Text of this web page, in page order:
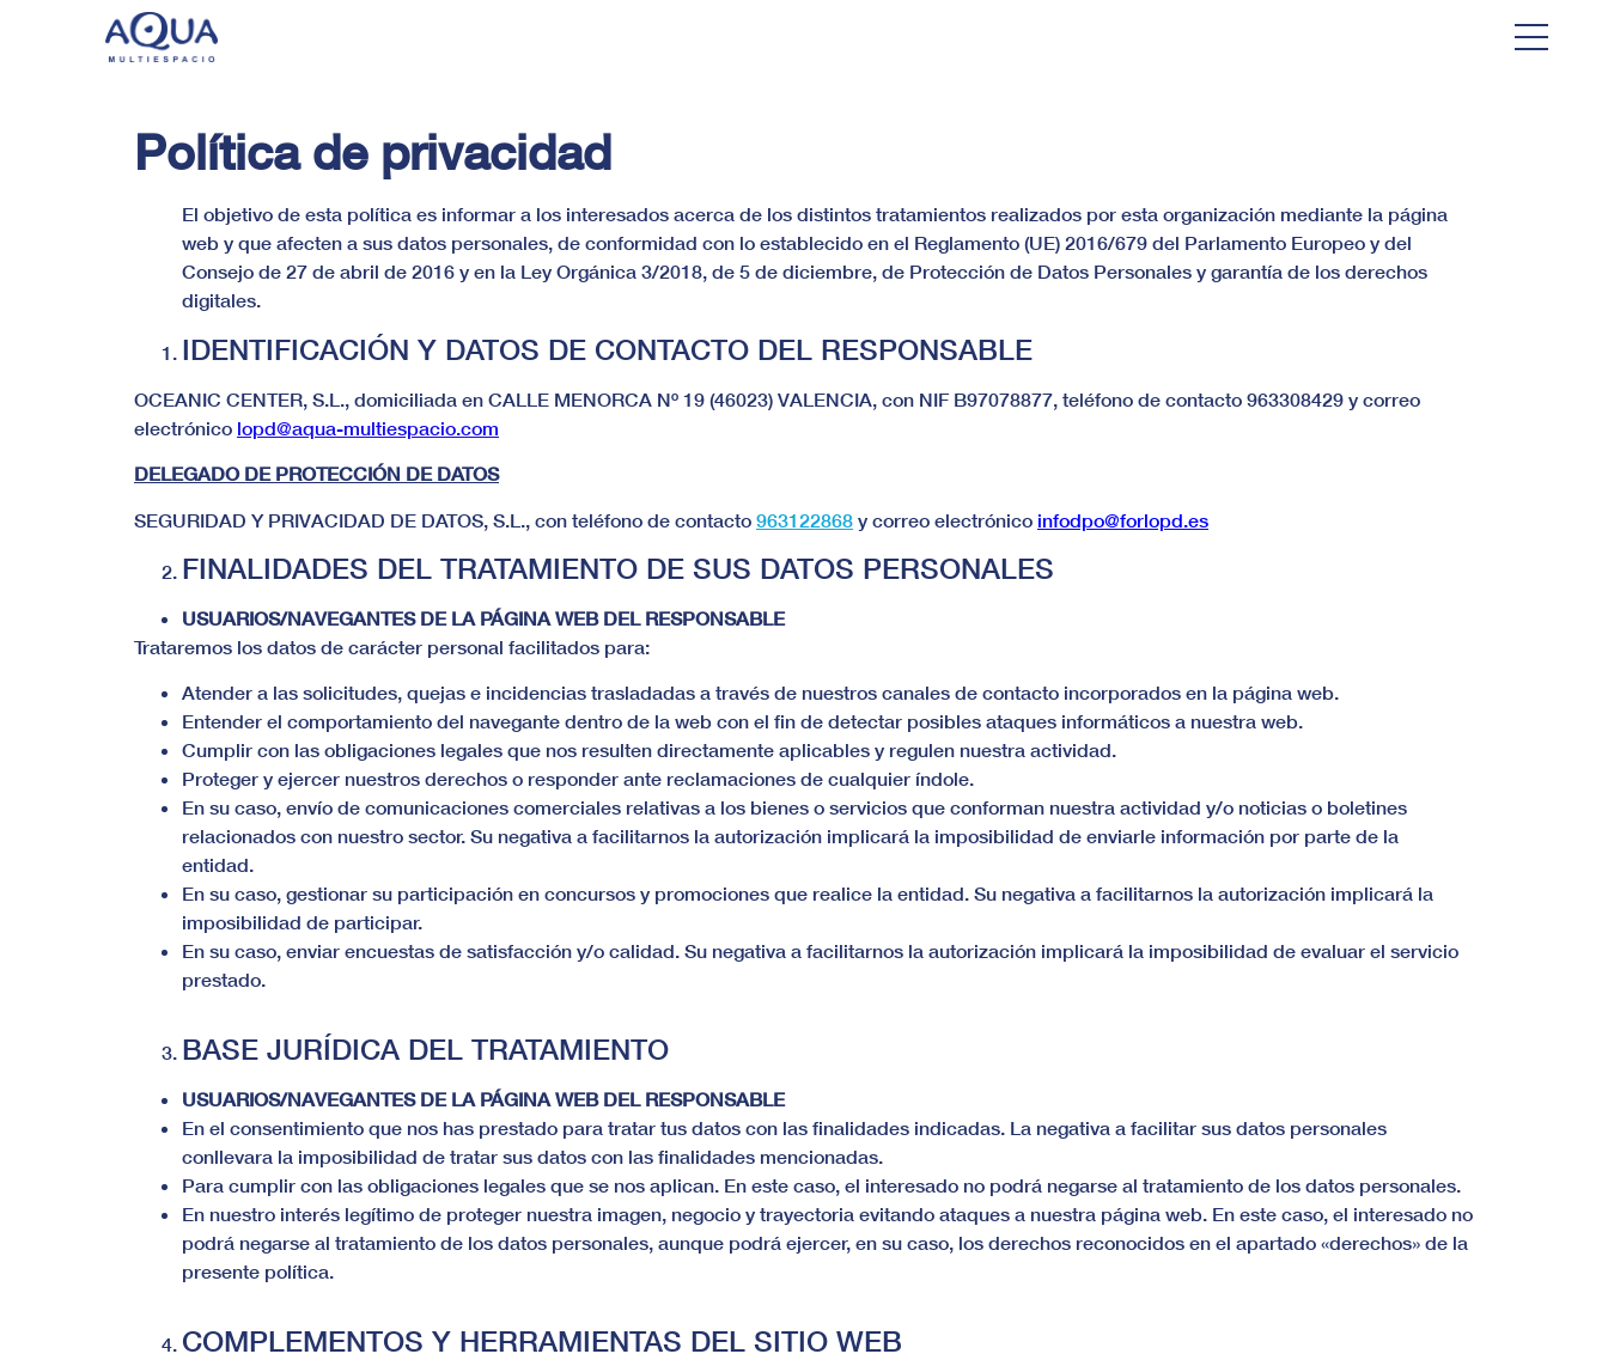
Política de privacidad
El objetivo de esta política es informar a los interesados acerca de los distintos tratamientos realizados por esta organización mediante la página
web y que afecten a sus datos personales, de conformidad con lo establecido en el Reglamento (UE) 2016/679 del Parlamento Europeo y del
Consejo de 27 de abril de 2016 y en la Ley Orgánica 3/2018, de 5 de diciembre, de Protección de Datos Personales y garantía de los derechos
digitales.
IDENTIFICACIÓN Y DATOS DE CONTACTO DEL RESPONSABLE
OCEANIC CENTER, S.L., domiciliada en CALLE MENORCA Nº 19 (46023) VALENCIA, con NIF B97078877, teléfono de contacto 963308429 y correo
electrónico lopd@aqua-multiespacio.com
DELEGADO DE PROTECCIÓN DE DATOS
SEGURIDAD Y PRIVACIDAD DE DATOS, S.L., con teléfono de contacto 963122868 y correo electrónico infodpo@forlopd.es
FINALIDADES DEL TRATAMIENTO DE SUS DATOS PERSONALES
USUARIOS/NAVEGANTES DE LA PÁGINA WEB DEL RESPONSABLE
Trataremos los datos de carácter personal facilitados para:
Atender a las solicitudes, quejas e incidencias trasladadas a través de nuestros canales de contacto incorporados en la página web.
Entender el comportamiento del navegante dentro de la web con el fin de detectar posibles ataques informáticos a nuestra web.
Cumplir con las obligaciones legales que nos resulten directamente aplicables y regulen nuestra actividad.
Proteger y ejercer nuestros derechos o responder ante reclamaciones de cualquier índole.
En su caso, envío de comunicaciones comerciales relativas a los bienes o servicios que conforman nuestra actividad y/o noticias o boletines
relacionados con nuestro sector. Su negativa a facilitarnos la autorización implicará la imposibilidad de enviarle información por parte de la
entidad.
En su caso, gestionar su participación en concursos y promociones que realice la entidad. Su negativa a facilitarnos la autorización implicará la
imposibilidad de participar.
En su caso, enviar encuestas de satisfacción y/o calidad. Su negativa a facilitarnos la autorización implicará la imposibilidad de evaluar el servicio
prestado.
BASE JURÍDICA DEL TRATAMIENTO
USUARIOS/NAVEGANTES DE LA PÁGINA WEB DEL RESPONSABLE
En el consentimiento que nos has prestado para tratar tus datos con las finalidades indicadas. La negativa a facilitar sus datos personales
conllevara la imposibilidad de tratar sus datos con las finalidades mencionadas.
Para cumplir con las obligaciones legales que se nos aplican. En este caso, el interesado no podrá negarse al tratamiento de los datos personales.
En nuestro interés legítimo de proteger nuestra imagen, negocio y trayectoria evitando ataques a nuestra página web. En este caso, el interesado no
podrá negarse al tratamiento de los datos personales, aunque podrá ejercer, en su caso, los derechos reconocidos en el apartado «derechos» de la
presente política.
COMPLEMENTOS Y HERRAMIENTAS DEL SITIO WEB